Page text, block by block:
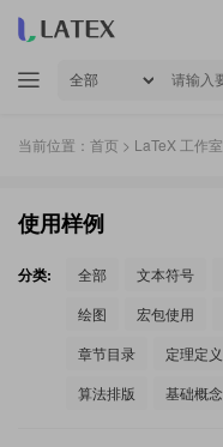
当前位置： 首页 > LaTeX 工作室
使用样例
分类: 全部 文本符号
绘图
宏包使用
章节目录
定理定义
算法排版
基础概念